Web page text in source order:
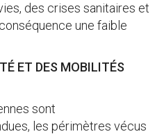
des crises sanitaires et
une faible
ET DES MOBILITÉS
sont
les périmètres vécus